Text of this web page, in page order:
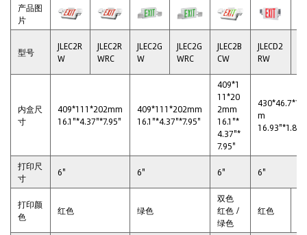
产品图
片
型号
JLEC2R
W
JLEC2R
WRC
JLEC2G
W
JLEC2G
WRC
JLEC2B
CW
JLECD2
RW
内盒尺
寸
409*111*202mm
16.1"*4.37"*7.95"
409*111*202mm
16.1"*4.37"*7.95"
409*1
11*20
2mm
16.1"*
4.37"*
7.95"
m
打印尺
寸
6" 6" 6" 6"
打印颜
色
红色 绿色
双色
红色 /
绿色
红色